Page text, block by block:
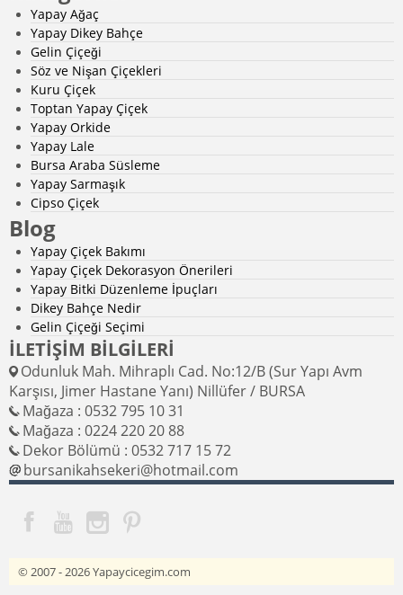
Yapay Ağaç
Yapay Dikey Bahçe
Gelin Çiçeği
Söz ve Nişan Çiçekleri
Kuru Çiçek
Toptan Yapay Çiçek
Yapay Orkide
Yapay Lale
Bursa Araba Süsleme
Yapay Sarmaşık
Cipso Çiçek
Blog
Yapay Çiçek Bakımı
Yapay Çiçek Dekorasyon Önerileri
Yapay Bitki Düzenleme İpuçları
Dikey Bahçe Nedir
Gelin Çiçeği Seçimi
İLETİŞİM BİLGİLERİ
Odunluk Mah. Mihraplı Cad. No:12/B (Sur Yapı Avm
Karşısı, Jimer Hastane Yanı) Nillüfer / BURSA
Mağaza : 0532 795 10 31
Mağaza : 0224 220 20 88
Dekor Bölümü : 0532 717 15 72
bursanikahsekeri@hotmail.com
© 2007 - 2026Yapaycicegim.com